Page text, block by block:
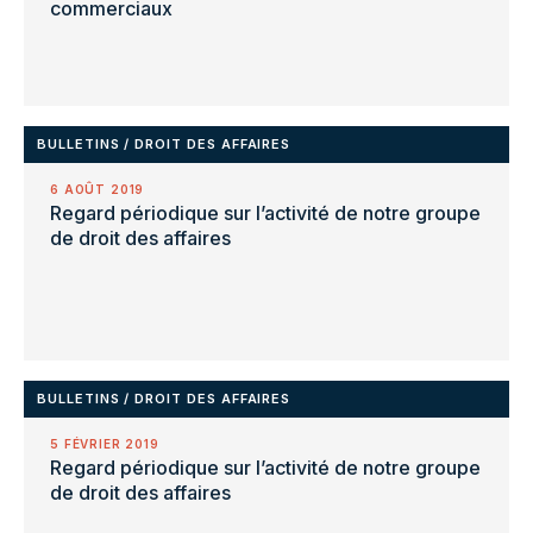
commerciaux
BULLETINS /DROIT DES AFFAIRES
6 AOÛT 2019
Regard périodique sur l’activité de notre groupe
de droit des affaires
BULLETINS /DROIT DES AFFAIRES
5 FÉVRIER 2019
Regard périodique sur l’activité de notre groupe
de droit des affaires